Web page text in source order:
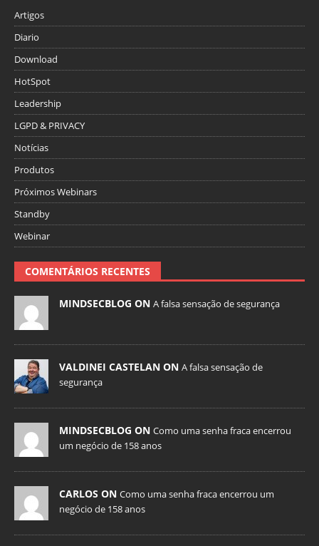
Artigos
Diario
Download
HotSpot
Leadership
LGPD & PRIVACY
Notícias
Produtos
Próximos Webinars
Standby
Webinar
COMENTÁRIOS RECENTES
MINDSECBLOG ON A falsa sensação de segurança
VALDINEI CASTELAN ON A falsa sensação de
segurança
MINDSECBLOG ON Como uma senha fraca encerrou
um negócio de 158 anos
CARLOS ON Como uma senha fraca encerrou um
negócio de 158 anos